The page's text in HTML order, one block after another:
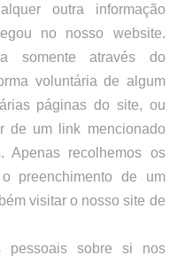
outra informação
no nosso website.
somente através do
voluntária de algum
páginas do site, ou
de um link mencionado
Apenas recolhemos os
preenchimento de um
visitar o nosso site de
pessoais sobre si nos